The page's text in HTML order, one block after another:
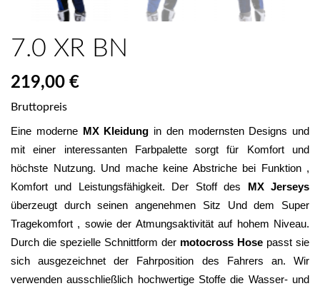
7.0 XR BN
219,00 €
Bruttopreis
Eine moderne MX Kleidung in den modernsten Designs und
mit einer interessanten Farbpalette sorgt für Komfort und
höchste Nutzung. Und mache keine Abstriche bei Funktion ,
Komfort und Leistungsfähigkeit. Der Stoff des
MX Jerseys
überzeugt durch seinen angenehmen Sitz Und dem Super
Tragekomfort , sowie der Atmungsaktivität auf hohem Niveau.
Durch die spezielle Schnittform der motocross Hose passt sie
sich ausgezeichnet der Fahrposition des Fahrers an. Wir
verwenden ausschließlich hochwertige Stoffe die Wasser- und